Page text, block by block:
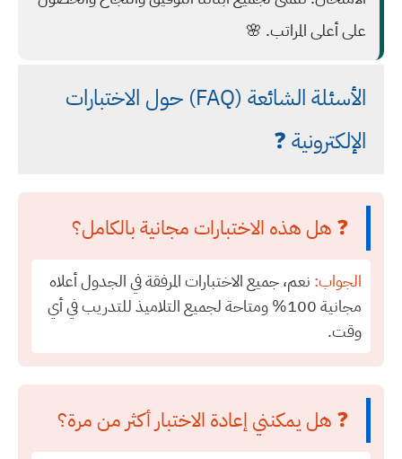
على أعلى المراتب. 🌸
الأسئلة الشائعة (FAQ) حول الاختبارات
الإلكترونية ❓
❓ هل هذه الاختبارات مجانية بالكامل؟
الجواب: نعم، جميع الاختبارات المرفقة في الجدول أعلاه
مجانية 100% ومتاحة لجميع التلاميذ للتدريب في أي
وقت.
❓ هل يمكنني إعادة الاختبار أكثر من مرة؟